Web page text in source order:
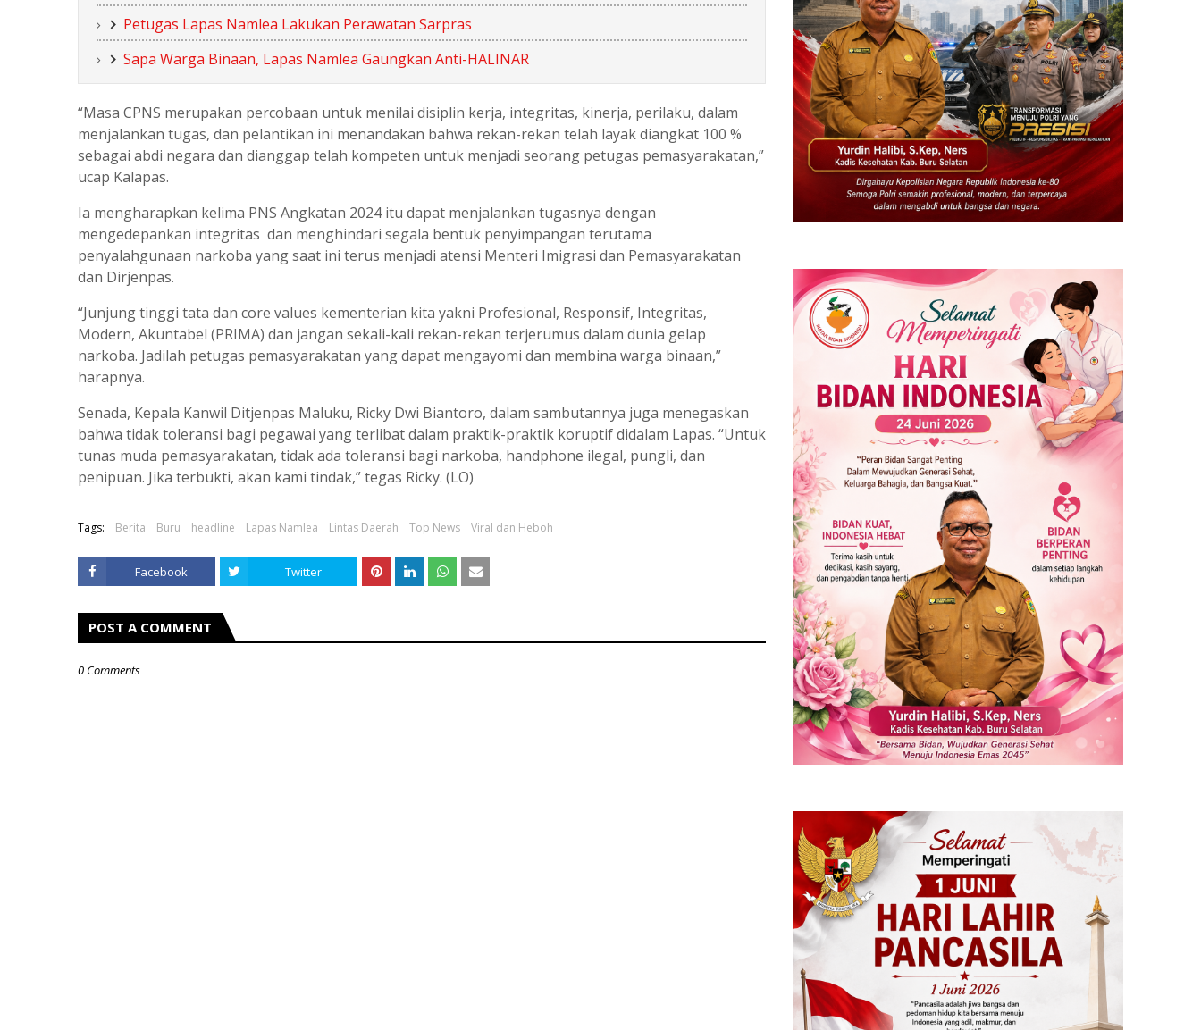
Petugas Lapas Namlea Lakukan Perawatan Sarpras
Sapa Warga Binaan, Lapas Namlea Gaungkan Anti-HALINAR
“Masa CPNS merupakan percobaan untuk menilai disiplin kerja, integritas, kinerja, perilaku, dalam
menjalankan tugas, dan pelantikan ini menandakan bahwa rekan-rekan telah layak diangkat 100 %
sebagai abdi negara dan dianggap telah kompeten untuk menjadi seorang petugas pemasyarakatan,”
ucap Kalapas.
Ia mengharapkan kelima PNS Angkatan 2024 itu dapat menjalankan tugasnya dengan
mengedepankan integritas dan menghindari segala bentuk penyimpangan terutama
penyalahgunaan narkoba yang saat ini terus menjadi atensi Menteri Imigrasi dan Pemasyarakatan
dan Dirjenpas.
“Junjung tinggi tata dan core values kementerian kita yakni Profesional, Responsif, Integritas,
Modern, Akuntabel (PRIMA) dan jangan sekali-kali rekan-rekan terjerumus dalam dunia gelap
narkoba. Jadilah petugas pemasyarakatan yang dapat mengayomi dan membina warga binaan,”
harapnya.
Senada, Kepala Kanwil Ditjenpas Maluku, Ricky Dwi Biantoro, dalam sambutannya juga menegaskan
bahwa tidak toleransi bagi pegawai yang terlibat dalam praktik-praktik koruptif didalam Lapas. “Untuk
tunas muda pemasyarakatan, tidak ada toleransi bagi narkoba, handphone ilegal, pungli, dan
penipuan. Jika terbukti, akan kami tindak,” tegas Ricky. (LO)
Tags: Berita Buru headline Lapas Namlea Lintas Daerah Top News Viral dan Heboh
Facebook Twitter
POST A COMMENT
0 Comments